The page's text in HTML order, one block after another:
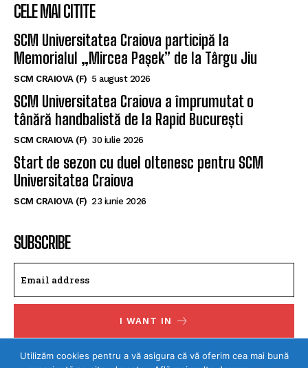
CELE MAI CITITE
SCM Universitatea Craiova participă la
Memorialul „Mircea Pașek” de la Târgu Jiu
SCM CRAIOVA (F) 5 august 2026
SCM Universitatea Craiova a împrumutat o
tânără handbalistă de la Rapid București
SCM CRAIOVA (F) 30 iulie 2026
Start de sezon cu duel oltenesc pentru SCM
Universitatea Craiova
SCM CRAIOVA (F) 23 iunie 2026
SUBSCRIBE
I WANT IN
I've read and accept thePrivacy Policy.
Utilizăm cookies pentru a vă asigura că vă oferim cea mai bună